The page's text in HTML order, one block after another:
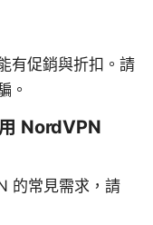
有促銷與折扣。請
。
NordVPN
的常見需求，請